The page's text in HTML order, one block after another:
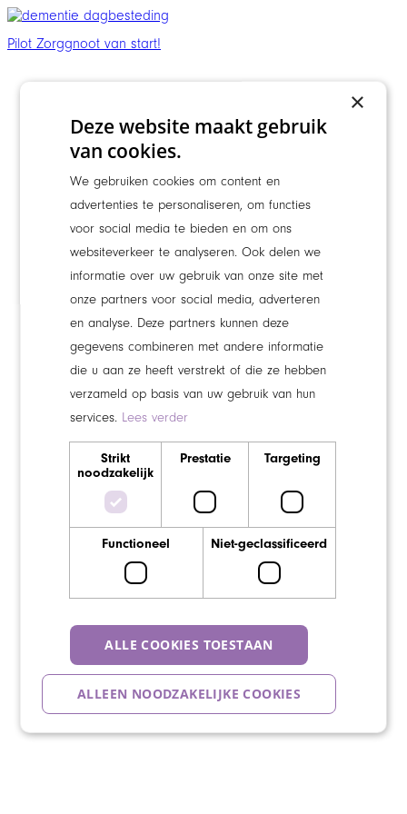
Pilot Zorggnoot van start!
×
Deze website maakt gebruik
van cookies.
We gebruiken cookies om content en
advertenties te personaliseren, om functies
voor social media te bieden en om ons
websiteverkeer te analyseren. Ook delen we
informatie over uw gebruik van onze site met
onze partners voor social media, adverteren
en analyse. Deze partners kunnen deze
gegevens combineren met andere informatie
die u aan ze heeft verstrekt of die ze hebben
verzameld op basis van uw gebruik van hun
services. Lees verder
Strikt
noodzakelijk
Prestatie Targeting
Functioneel Niet-geclassificeerd
ALLE COOKIES TOESTAAN
ALLEEN NOODZAKELIJKE COOKIES